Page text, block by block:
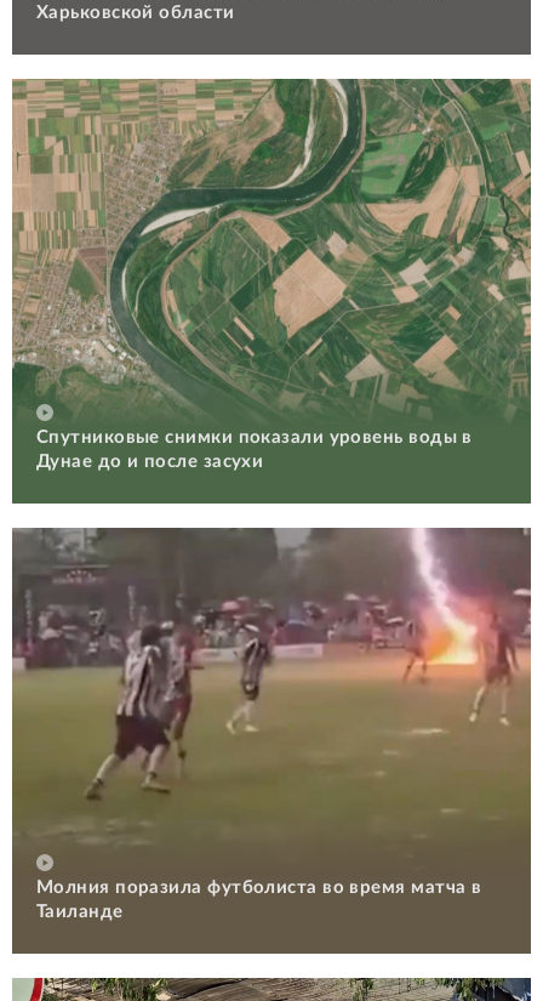
Харьковской области
Спутниковые снимки показали уровень воды в
Дунае до и после засухи
Молния поразила футболиста во время матча в
Таиланде